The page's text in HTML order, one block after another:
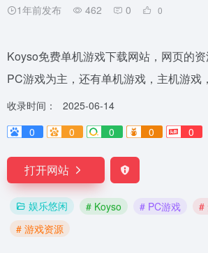
1年前发布 462 0 0
Koyso免费单机游戏下载网站，网页的
PC游戏为主，还有单机游戏，主机游戏
收录时间：
2025-06-14
0
0 0 0 0
打开网站
娱乐悠闲 # Koyso # PC游戏
#
# 游戏资源